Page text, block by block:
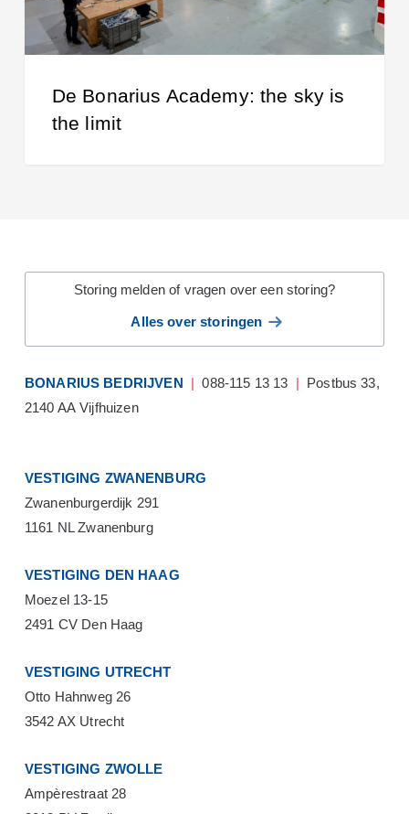
De Bonarius Academy: the sky is
the limit
Storing melden of vragen over een storing?
Alles over storingen
BONARIUS BEDRIJVEN | 088-115 13 13 | Postbus 33,
2140 AA Vijfhuizen
VESTIGING ZWANENBURG
Zwanenburgerdijk 291
1161 NL Zwanenburg
VESTIGING DEN HAAG
Moezel 13-15
2491 CV Den Haag
VESTIGING UTRECHT
Otto Hahnweg 26
3542 AX Utrecht
VESTIGING ZWOLLE
Ampèrestraat 28